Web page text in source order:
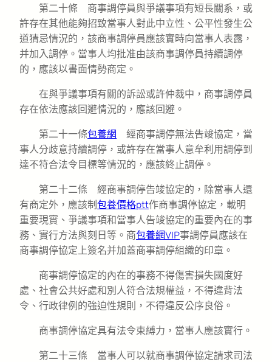
第二十條 商事調停員與爭議事項有短長關系，或
許存在其他能夠招致當事人對此中立性、公平性發生公
道猜忌情況的，該商事調停員應該實時向當事人表露，
并加入調停。當事人均批准由該商事調停員持續調停
的，應該以書面情勢商定。
在與爭議事項有關的訴訟或許仲裁中，商事調停員
存在依法應該回避情況的，應該回避。
第二十一條包養網
經商事調停無法告竣協定，當
事人分歧意持續調停，或許存在當事人意牟利用調停到
達不符合法令目標等情況的，應該終止調停。
第二十二條 經商事調停告竣協定的，除當事人還
有商定外，應該制 包養價格ptt作商事調停協定，載明
重要現實、爭議事項和當事人告竣協定的重要內在的事
務、實行方法與刻日等。商包養網VIP事調停員應該在
商事調停協定上簽名并加蓋商事調停組織的印章。
商事調停協定的內在的事務不得傷害損失國度好
處、社會公共好處和別人符合法規權益，不得違背法
令、行政律例的強迫性規則，不得違反公序良俗。
商事調停協定具有法令束縛力，當事人應該實行。
第二十三條 當事人可以就商事調停協定請求司法